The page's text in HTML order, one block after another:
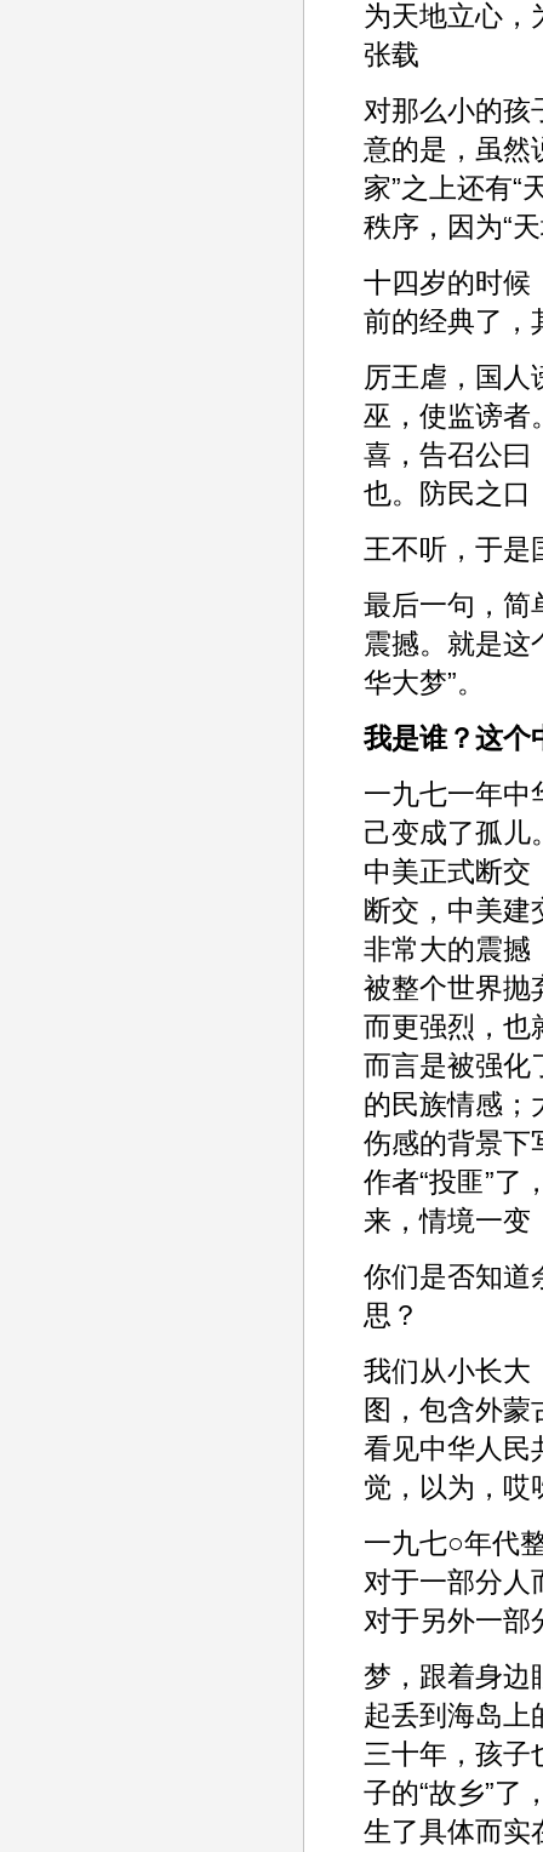
为天地立心，
张载
对那么小的孩
意的是，虽然
家”之上还有“
秩序，因为“
十四岁的时候
前的经典了，
厉王虐，国人
巫，使监谤者
喜，告召公曰
也。防民之口
王不听，于是
最后一句，简
震撼。就是这
华大梦”。
我是谁？这个
一九七一年中
己变成了孤儿
中美正式断交
断交，中美建
非常大的震撼
被整个世界抛
而更强烈，也
而言是被强化
的民族情感；
伤感的背景下
作者“投匪”了
来，情境一变
你们是否知道
思？
我们从小长大
图，包含外蒙
看见中华人民
觉，以为，哎
一九七○年代
对于一部分人
对于另外一部
梦，跟着身边
起丢到海岛上
三十年，孩子
子的“故乡”了
生了具体而实